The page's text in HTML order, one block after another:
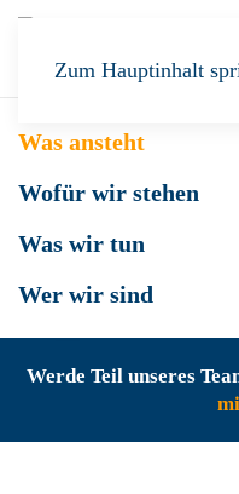
Zum Hauptinhalt
Was ansteht
Wofür wir stehen
Was wir tun
Wer wir sind
Werde Teil unseres